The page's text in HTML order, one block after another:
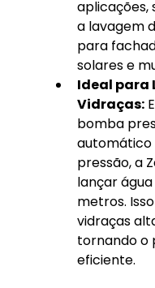
aplicações,
a lavagem
para
solares e
Ideal para
Vidraças:
bomba
automático
pressão, a
lançar água
metros.
vidraças
tornando o
eficiente.